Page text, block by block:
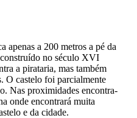
apenas a 200 metros a pé da
no século XVI
a pirataria, mas também
O castelo foi parcialmente
Nas proximidades encontra-
onde encontrará muita
e da cidade.